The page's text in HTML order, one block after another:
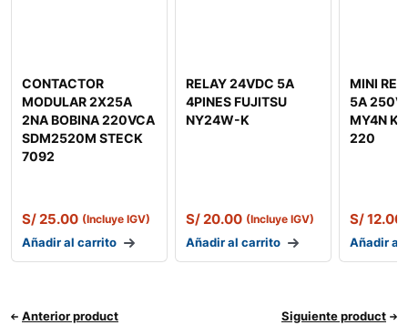
CONTACTOR
MODULAR 2X25A
2NA BOBINA 220VCA
SDM2520M STECK
7092
S/25.00 (Incluye IGV)
Añadir al carrito
RELAY 24VDC 5A
4PINES FUJITSU
NY24W-K
S/20.00 (Incluye IGV)
Añadir al carrito
MINI
5A
MY4N
220
S/12.00
Añadir al
Anterior product Siguiente product